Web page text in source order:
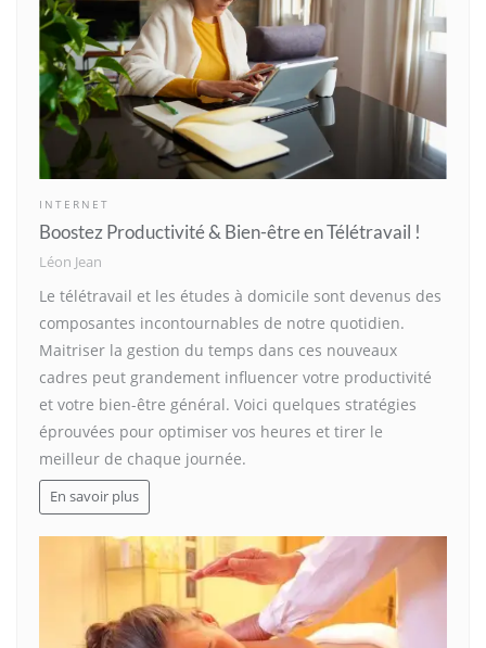
INTERNET
Boostez Productivité & Bien-être en Télétravail !
Léon Jean
Le télétravail et les études à domicile sont devenus des
composantes incontournables de notre quotidien.
Maitriser la gestion du temps dans ces nouveaux
cadres peut grandement influencer votre productivité
et votre bien-être général. Voici quelques stratégies
éprouvées pour optimiser vos heures et tirer le
meilleur de chaque journée.
En savoir plus